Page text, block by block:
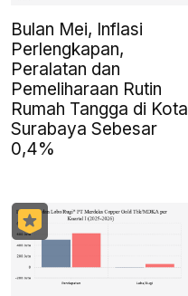
Bulan Mei, Inflasi
Perlengkapan,
Peralatan dan
Pemeliharaan Rutin
Rumah Tangga di Kota
Surabaya Sebesar
0,4%